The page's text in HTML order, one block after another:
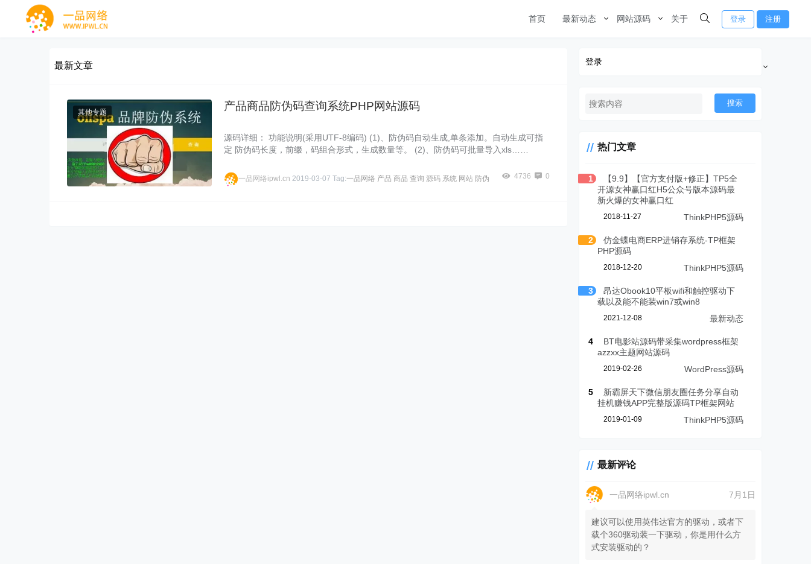
首页 最新动态 网站源码 关于 登录 注册
最新文章
其他专题 产品商品防伪码查询系统PHP网站源码
源码详细： 功能说明(采用UTF-8编码) (1)、防伪码自动生成,单条添加。自动生成可指
定 防伪码长度，前缀，码组合形式，生成数量等。 (2)、防伪码可批量导入xls……
一品网络ipwl.cn2019-03-07 Tag:一品网络 产品 商品 查询 源码 系统 网站 防伪 4736 0
登录
搜索
热门文章
1
【9.9】【官方支付版+修正】TP5全
开源女神赢口红H5公众号版本源码最
新火爆的女神赢口红
2018-11-27 ThinkPHP5源码
2
仿金蝶电商ERP进销存系统-TP框架
PHP源码
2018-12-20 ThinkPHP5源码
3
昂达Obook10平板wifi和触控驱动下
载以及能不能装win7或win8
2021-12-08 最新动态
4
BT电影站源码带采集wordpress框架
azzxx主题网站源码
2019-02-26 WordPress源码
5
新霸屏天下微信朋友圈任务分享自动
挂机赚钱APP完整版源码TP框架网站
2019-01-09 ThinkPHP5源码
最新评论
一品网络ipwl.cn 7月1日
建议可以使用英伟达官方的驱动，或者下
载个360驱动装一下驱动，你是用什么方
式安装驱动的？